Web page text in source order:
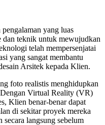
yang luas
dan teknik untuk mewujudkan
telah mempersenjatai
yang sangat membantu
Arsitek kepada Klien.
foto realistis menghidupkan
Virtual Reality (VR)
Klien benar-benar dapat
di sekitar proyek mereka
secara langsung sebelum